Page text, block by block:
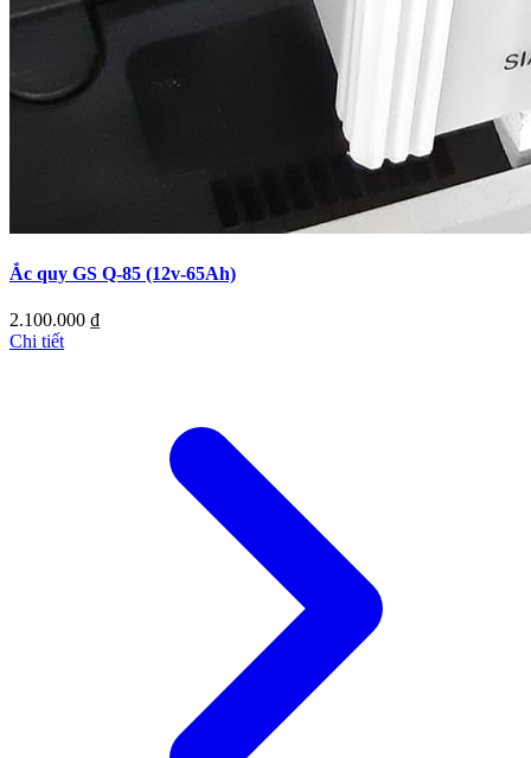
Ắc quy GS Q-85 (12v-65Ah)
2.100.000 ₫
Chi tiết